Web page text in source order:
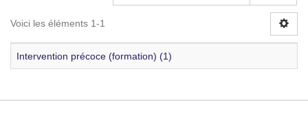
Voici les éléments 1-1
Intervention précoce (formation) (1)